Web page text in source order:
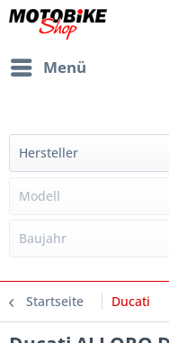
Menü
Startseite Ducati